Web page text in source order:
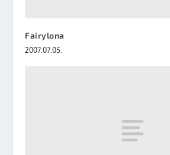
Fairylona
2007.07.05.